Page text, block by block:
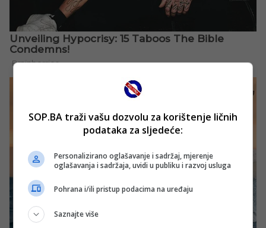
SOP.BA traži vašu dozvolu za korištenje ličnih
podataka za sljedeće:
Personalizirano oglašavanje i sadržaj, mjerenje
oglašavanja i sadržaja, uvidi u publiku i razvoj usluga
Pohrana i/ili pristup podacima na uređaju
Saznajte više